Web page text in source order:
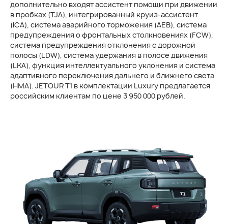
дополнительно входят ассистент помощи при движении
в пробках (TJA), интегрированный круиз-ассистент
(ICA), система аварийного торможения (AEB), система
предупреждения о фронтальных столкновениях (FCW),
система предупреждения отклонения с дорожной
полосы (LDW), система удержания в полосе движения
(LKA), функция интеллектуального уклонения и система
адаптивного переключения дальнего и ближнего света
(HMA). JETOUR T1 в комплектации Luxury предлагается
российским клиентам по цене 3 950 000 рублей.